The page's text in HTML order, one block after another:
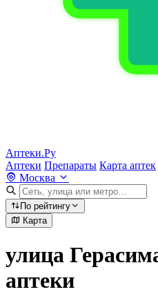
Аптеки.Ру
Аптеки Препараты Карта аптек
Москва
По рейтингу
Карта
улица
аптеки